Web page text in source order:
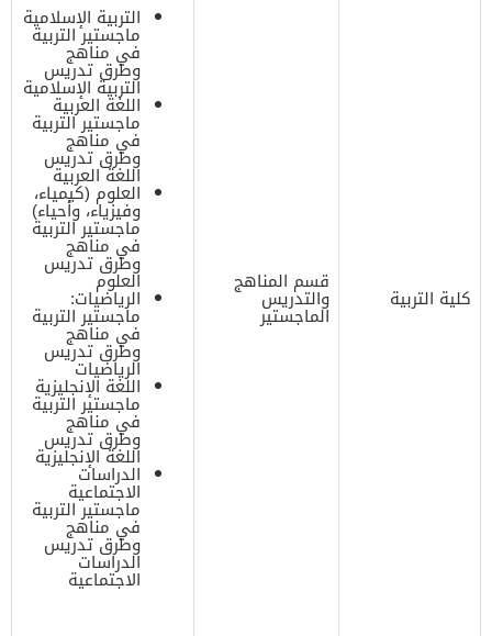
كلية التربية
قسم المناهج
والتدريس
الماجستير
التربية الإسلامية
ماجستير التربية
في مناهج
وطرق تدريس
التربية الإسلامية
اللغة العربية
ماجستير التربية
في مناهج
وطرق تدريس
اللغة العربية
العلوم (كيمياء،
وفيزياء، وأحياء)
ماجستير التربية
في مناهج
وطرق تدريس
العلوم
الرياضيات:
ماجستير التربية
في مناهج
وطرق تدريس
الرياضيات
اللغة الإنجليزية
ماجستير التربية
في مناهج
وطرق تدريس
اللغة الإنجليزية
الدراسات
الاجتماعية
ماجستير التربية
في مناهج
وطرق تدريس
الدراسات
الاجتماعية